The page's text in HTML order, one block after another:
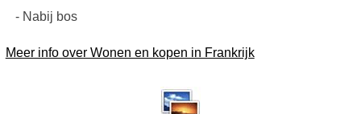
- Nabij bos
Meer info over Wonen en kopen in Frankrijk